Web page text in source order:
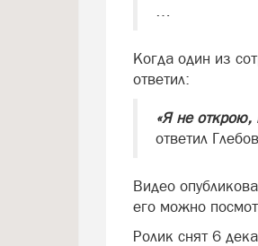
…
Когда один из
ответил:
«Я не открою,
ответил
Видео
его можно
Ролик снят 6